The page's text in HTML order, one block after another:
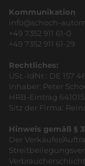
Kommunikation
info@schoch-
+49 7352 911 61-0
+49 7352 911 61-29
Rechtliches:
USt.-IdNr.: DE 157
Inhaber: Peter
HRB-Eintrag
Sitz der Firma:
Hinweis gemäß §
Der Verkäufer/